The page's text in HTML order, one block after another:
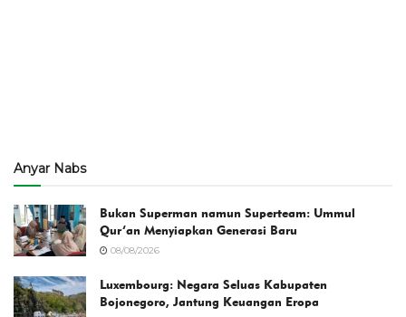
Anyar Nabs
Bukan Superman namun Superteam: Ummul
Qur’an Menyiapkan Generasi Baru
08/08/2026
Luxembourg: Negara Seluas Kabupaten
Bojonegoro, Jantung Keuangan Eropa